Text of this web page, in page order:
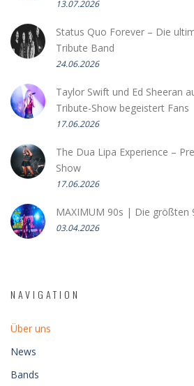
13.07.2026
Status Quo Forever – Die
Tribute Band
24.06.2026
Taylor Swift und Ed Sheeran
Tribute-Show begeistert Fans
17.06.2026
The Dua Lipa Experience –
Show
17.06.2026
MAXIMUM 90s | Die größten
03.04.2026
NAVIGATION
Über uns
News
Bands